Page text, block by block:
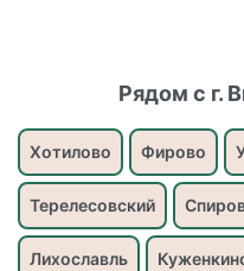
Рядом с г.
Хотилово Фирово
Терелесовский
Лихославль